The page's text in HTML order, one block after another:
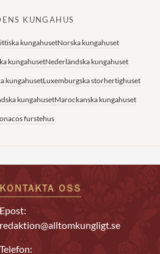
KUNGAHUS
kungahusetNorska kungahuset
kungahusetNederländska kungahuset
kungahusetLuxemburgska storhertighuset
kungahusetMarockanska kungahuset
furstehus
KONTAKTA OSS
Epost:
redaktion@alltomkungligt.se
Telefon: